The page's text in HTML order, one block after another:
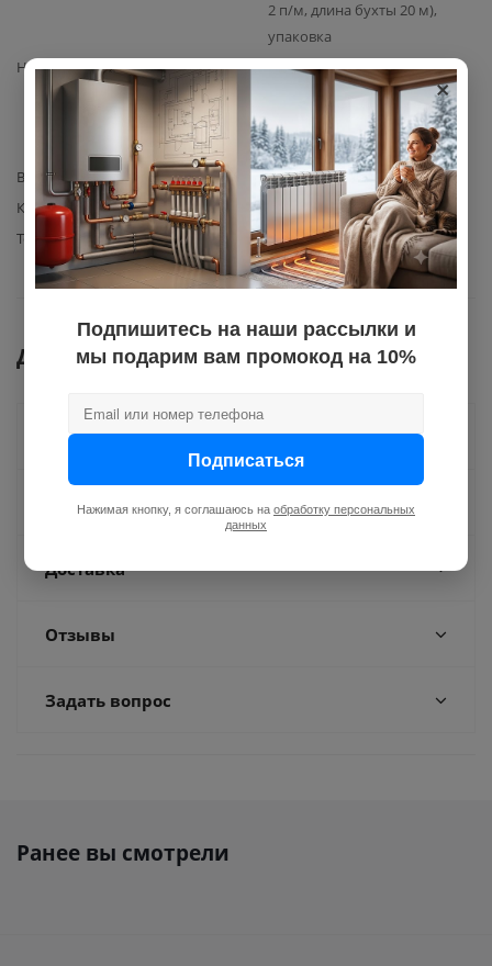
2 п/м, длина бухты 20 м),
упаковка
Назначение
системы отопления и
вентиляции внутреннего и
частично наружного
применения
Вид теплоизоляции
трубная
Количество в упаковке
Толщина изоляции
9
Документы
Как купить
Оплата
Доставка
Отзывы
Задать вопрос
Ранее вы смотрели
×
Подпишитесь на наши рассылки и
мы подарим вам промокод на 10%
Подписаться
Нажимая кнопку, я соглашаюсь на обработку персональных
данных